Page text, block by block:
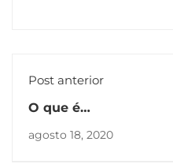
Post anterior
O que é
agosto 18, 2020